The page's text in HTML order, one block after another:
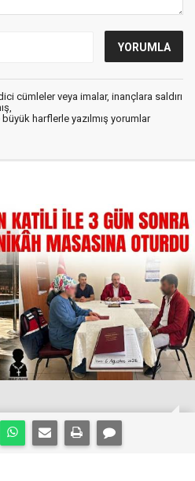
cümleler veya imalar, inançlara saldırı
harflerle yazılmış yorumlar